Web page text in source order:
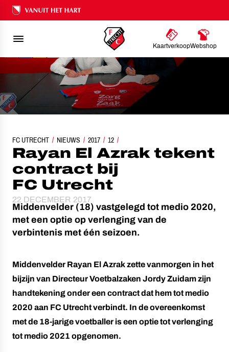
Ons nalatenschap
KaartverkoopWebshop
FC UTRECHT NIEUWS 2017 12
RAYAN EL AZRAK TEKENT CONTRACT BIJ FC UTRECHT
Rayan El Azrak tekent
contract bij
FC Utrecht
22 DECEMBER 2017
Middenvelder (18) vastgelegd tot medio 2020,
met een optie op verlenging van de
verbintenis met één seizoen.
Middenvelder Rayan El Azrak zette vanmorgen in het
bijzijn van Directeur Voetbalzaken Jordy Zuidam zijn
handtekening onder een contract dat hem tot medio
2020 aan FC Utrecht verbindt. In de overeenkomst
met de 18-jarige voetballer is een optie tot verlenging
tot medio 2021 opgenomen.